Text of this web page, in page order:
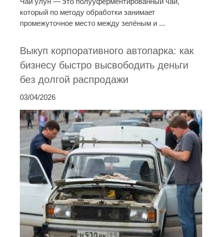
который по методу обработки занимает
промежуточное место между зелёным и ...
Выкуп корпоративного автопарка: как
бизнесу быстро высвободить деньги
без долгой распродажи
03/04/2026